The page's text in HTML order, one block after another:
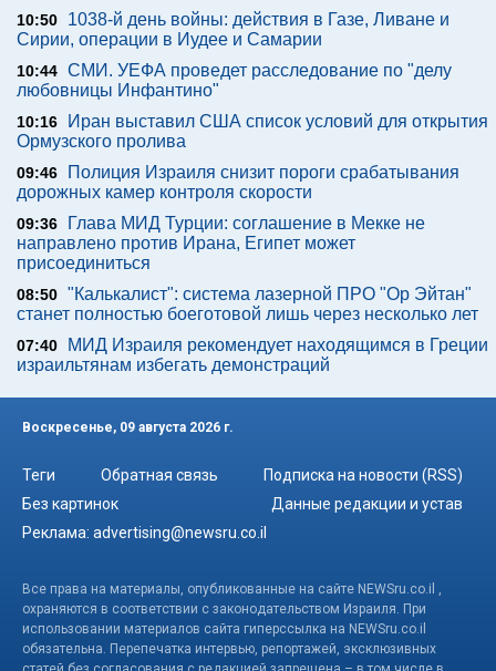
10:50
1038-й день войны: действия в Газе, Ливане и
Сирии, операции в Иудее и Самарии
10:44 СМИ. УЕФА проведет расследование по "делу
любовницы Инфантино"
10:16
Иран выставил США список условий для открытия
Ормузского пролива
09:46
Полиция Израиля снизит пороги срабатывания
дорожных камер контроля скорости
09:36
Глава МИД Турции: соглашение в Мекке не
направлено против Ирана, Египет может
присоединиться
08:50 "Калькалист": система лазерной ПРО "Ор Эйтан"
станет полностью боеготовой лишь через несколько лет
07:40
МИД Израиля рекомендует находящимся в Греции
израильтянам избегать демонстраций
Воскресенье, 09 августа 2026 г.
Теги Обратная связь
Подписка на новости (RSS)
Без картинок
Данные редакции и устав
Реклама: advertising@newsru.co.il
Все права на материалы, опубликованные на сайте NEWSru.co.il ,
охраняются в соответствии с законодательством Израиля. При
использовании материалов сайта гиперссылка на NEWSru.co.il
обязательна. Перепечатка интервью, репортажей, эксклюзивных